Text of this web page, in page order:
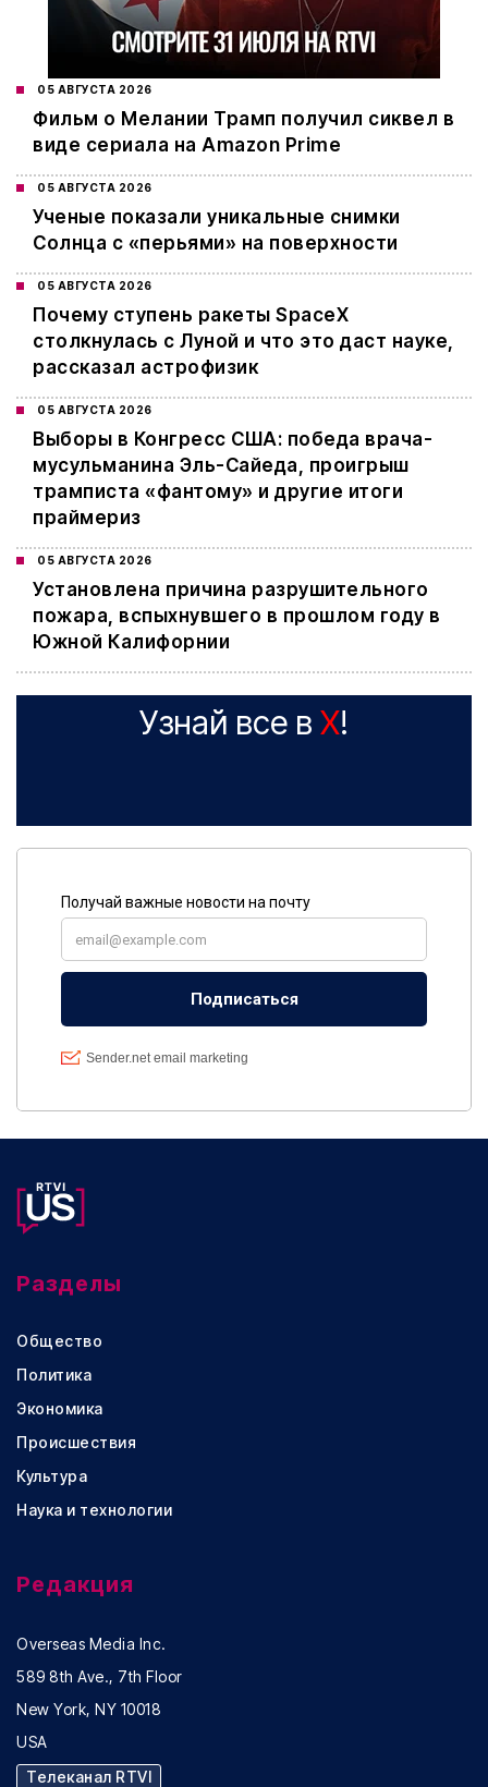
05 АВГУСТА 2026
Фильм о Мелании Трамп получил сиквел в
виде сериала на Amazon Prime
05 АВГУСТА 2026
Ученые показали уникальные снимки
Солнца с «перьями» на поверхности
05 АВГУСТА 2026
Почему ступень ракеты SpaceX
столкнулась с Луной и что это даст науке,
рассказал астрофизик
05 АВГУСТА 2026
Выборы в Конгресс США: победа врача-
мусульманина Эль-Сайеда, проигрыш
трамписта «фантому» и другие итоги
праймериз
05 АВГУСТА 2026
Установлена причина разрушительного
пожара, вспыхнувшего в прошлом году в
Южной Калифорнии
Узнай все в X!
Разделы
Общество
Политика
Экономика
Происшествия
Культура
Наука и технологии
Редакция
Overseas Media Inc.
589 8th Ave., 7th Floor
New York, NY 10018
USA
Телеканал RTVI